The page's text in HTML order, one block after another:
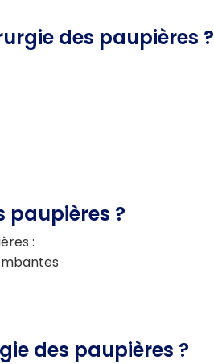
des paupières ?
paupières ?
:
des paupières ?